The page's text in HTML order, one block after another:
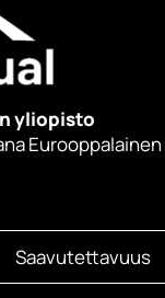
yliopisto
Saavutettavuus